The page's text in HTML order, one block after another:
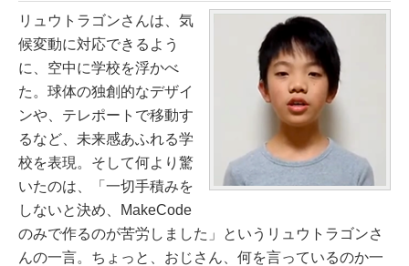
リュウトラゴンさんは、気
候変動に対応できるよう
に、空中に学校を浮かべ
た。球体の独創的なデザイ
ンや、テレポートで移動す
るなど、未来感あふれる学
校を表現。そして何より驚
いたのは、「一切手積みを
しないと決め、MakeCode
のみで作るのが苦労しました」というリュウトラゴンさ
んの一言。ちょっと、おじさん、何を言っているのか一